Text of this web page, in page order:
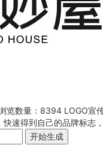
览数量：8394 LOGO宣
速得到自己的品牌标志
开始生成